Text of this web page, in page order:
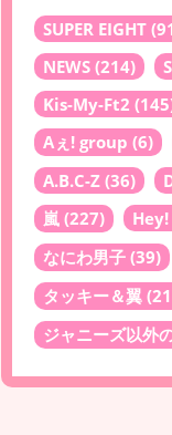
SUPER EIGHT
NEWS (214)
Kis-My-Ft2
Aぇ! group (6)
A.B.C-Z (36)
嵐 (227) Hey!
なにわ男子 (39)
タッキー＆翼
ジャニーズ以外